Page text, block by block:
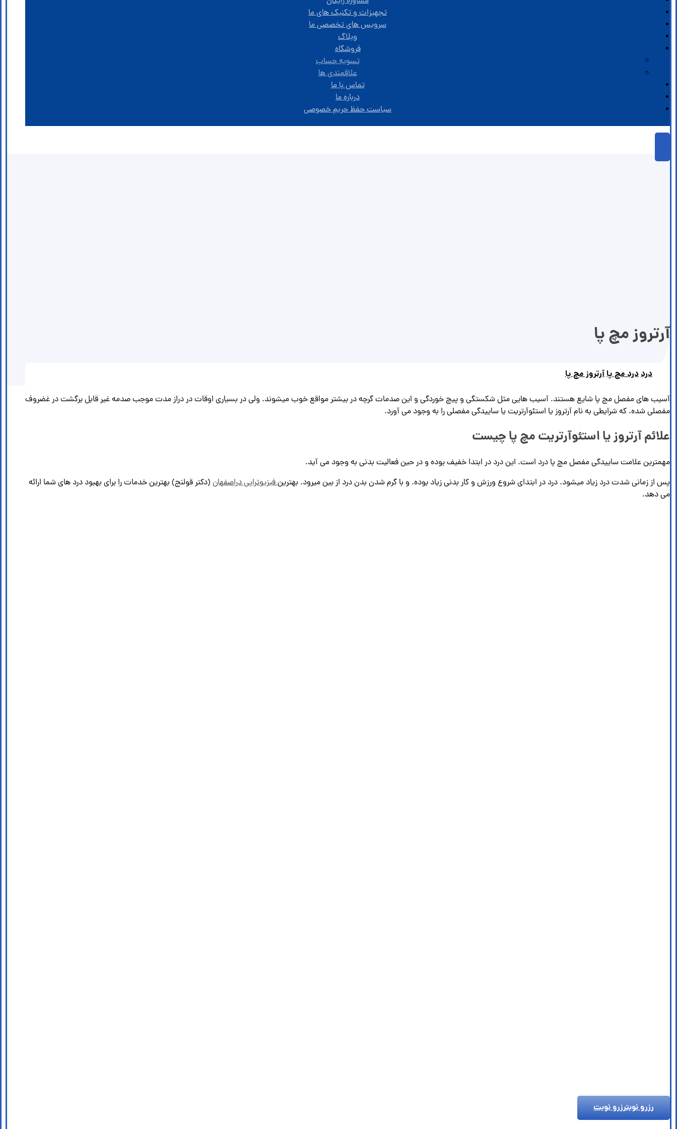
تجهیزات و تکنیک های ما
سرویس های تخصصی ما
وبلاگ
فروشگاه
تسویه حساب
علاقمندی ها
تماس با ما
درباره ما
سیاست حفظ حریم خصوصی
آرتروز مچ پا
درددرد مچ پاآرتروز مچ پا
آسیب های مفصل مچ پا شایع هستند. آسیب هایی مثل شکستگی و پیچ خوردگی و این صدمات گرچه در بیشتر مواقع خوب میشوند. ولی در بسیاری اوقات در دراز مدت موجب صدمه غیر قابل برگشت در غضروف
مفصلی شده. که شرایطی به نام آرتروز یا استئوآرتریت یا ساییدگی مفصلی را به وجود می آورد.
علائم آرتروز یا استئوآرتریت مچ پا چیست
مهمترین علامت ساییدگی مفصل مچ پا درد است. این درد در ابتدا خفیف بوده و در حین فعالیت بدنی به وجود می آید.
پس از زمانی شدت درد زیاد میشود. درد در ابتدای شروع ورزش و کار بدنی زیاد بوده. و با گرم شدن بدن درد از بین میرود. بهترینفیزیوتراپی دراصفهان (دکتر قولنج) بهترین خدمات را برای بهبود درد های شما ارائه
می دهد.
رزرو نوبترزرو نوبت